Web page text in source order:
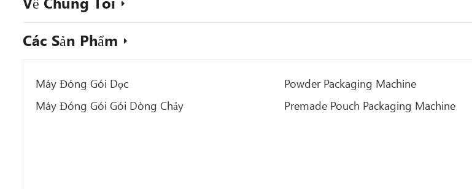
Các Sản Phẩm
Máy Đóng Gói Dọc Powder Packaging Machine
Máy Đóng Gói Gói Dòng Chảy
Premade Pouch Packaging Machine